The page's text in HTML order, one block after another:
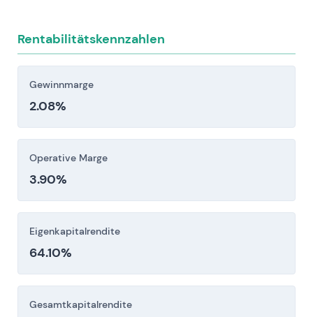
abbauen und Vermögenswerte mindern.
Rentabilitätskennzahlen
Gewinnmarge
2.08%
Operative Marge
3.90%
Eigenkapitalrendite
64.10%
Gesamtkapitalrendite